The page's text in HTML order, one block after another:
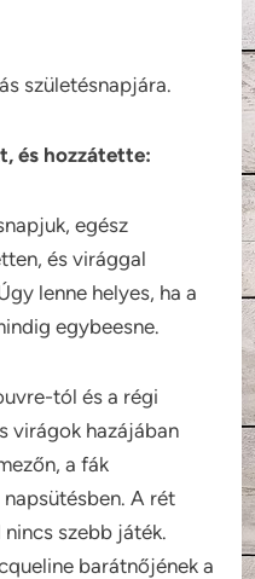
születésnapjára.
és hozzátette:
egész
és virággal
lenne helyes, ha a
egybeesne.
tól és a régi
virágok hazájában
a fák
A rét
szebb játék.
barátnőjének a